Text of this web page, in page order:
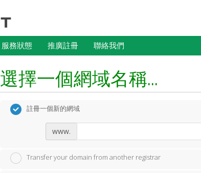
服務狀態 推廣註冊 聯絡我們
選擇一個網域名稱...
註冊一個新的網域
www.
Transfer your domain from another registrar